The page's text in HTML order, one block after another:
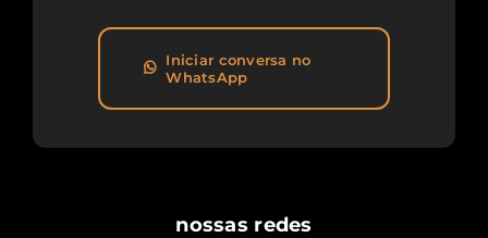
Iniciar conversa no
WhatsApp
nossas redes